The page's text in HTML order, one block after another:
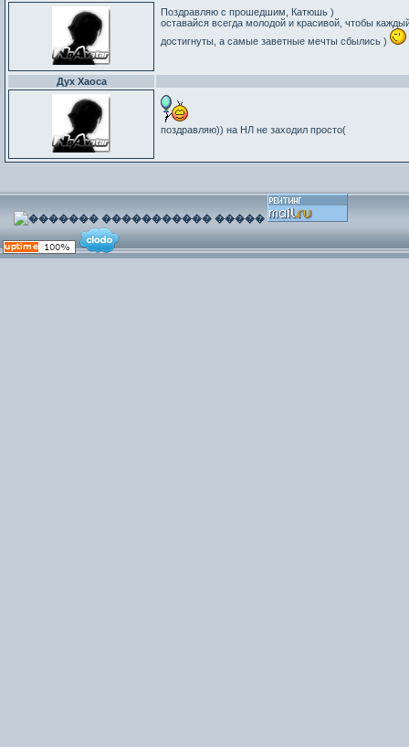
Поздравляю с прошедшим, Катюшь )
оставайся всегда молодой и красивой, чтобы
достигнуты, а самые заветные мечты сбылись )
Дух Хаоса
поздравляю)) на НЛ не заходил просто(